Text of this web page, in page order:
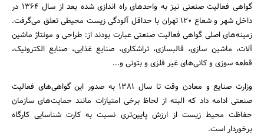
گواهی فعالیت صنعتی نیز به واحد‌های راه اندازی شده بعد از سال 1364 در
داخل شهر و شعاع 120 تهران با حداقل آلودگی زیست محیطی تعلق می‌گرفت.
زمینه‌های اصلی گواهی فعالیت صنعتی عبارت بودند از: طراحی و مونتاژ ماشین
آلات، ماشین سازی، قالبسازی، تراشکاری، صنایع غذایی، صنایع الکترونیک،
قطعه سوزی و کانی‌های غیر فلزی و بتونی و...
وزارت صنایع و معادن وقت تا سال 1381 به صدور این گواهی‌های فعالیت
صنعتی ادامه داد که البته از لحاظ برخی امتیازات مانند حمایت‌های سازمان
حفاظت محیط زیست از ارزش پایین‌تری نسبت به کارت شناسایی کارگاه
برخوردار است.